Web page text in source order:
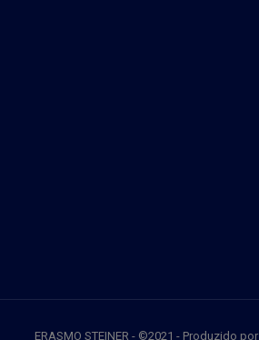
ERASMO STEINER - ©2021 - Produzido por